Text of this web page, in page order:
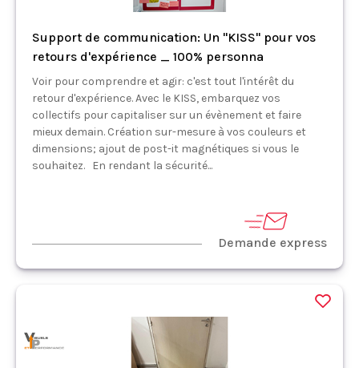
Support de communication: Un "KISS" pour vos
retours d'expérience _ 100% personna
Voir pour comprendre et agir: c'est tout l'intérêt du
retour d'expérience. Avec le KISS, embarquez vos
collectifs pour capitaliser sur un évènement et faire
mieux demain. Création sur-mesure à vos couleurs et
dimensions; ajout de post-it magnétiques si vous le
souhaitez. En rendant la sécurité...
Demande express